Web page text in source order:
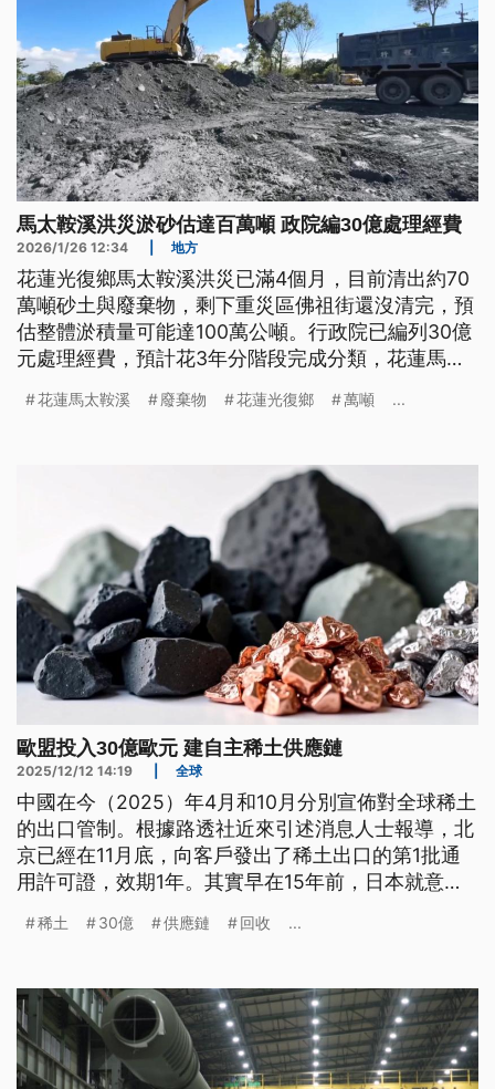
馬太鞍溪洪災淤砂估達百萬噸 政院編30億處理經費
2026/1/26 12:34 地方
花蓮光復鄉馬太鞍溪洪災已滿4個月，目前清出約70
萬噸砂土與廢棄物，剩下重災區佛祖街還沒清完，預
估整體淤積量可能達100萬公噸。行政院已編列30億
元處理經費，預計花3年分階段完成分類，花蓮馬太
花蓮馬太鞍溪 廢棄物 花蓮光復鄉 萬噸 ...
歐盟投入30億歐元 建自主稀土供應鏈
2025/12/12 14:19 全球
中國在今（2025）年4月和10月分別宣佈對全球稀土
的出口管制。根據路透社近來引述消息人士報導，北
京已經在11月底，向客戶發出了稀土出口的第1批通
用許可證，效期1年。其實早在15年前，日本就意識
提高稀土供應鏈的多元化和韌性；近來在美中貿易戰
歐元推出行動計劃，希望趕緊擺脫中國對稀土的壟
斷。
稀土 30億 供應鏈 回收 ...